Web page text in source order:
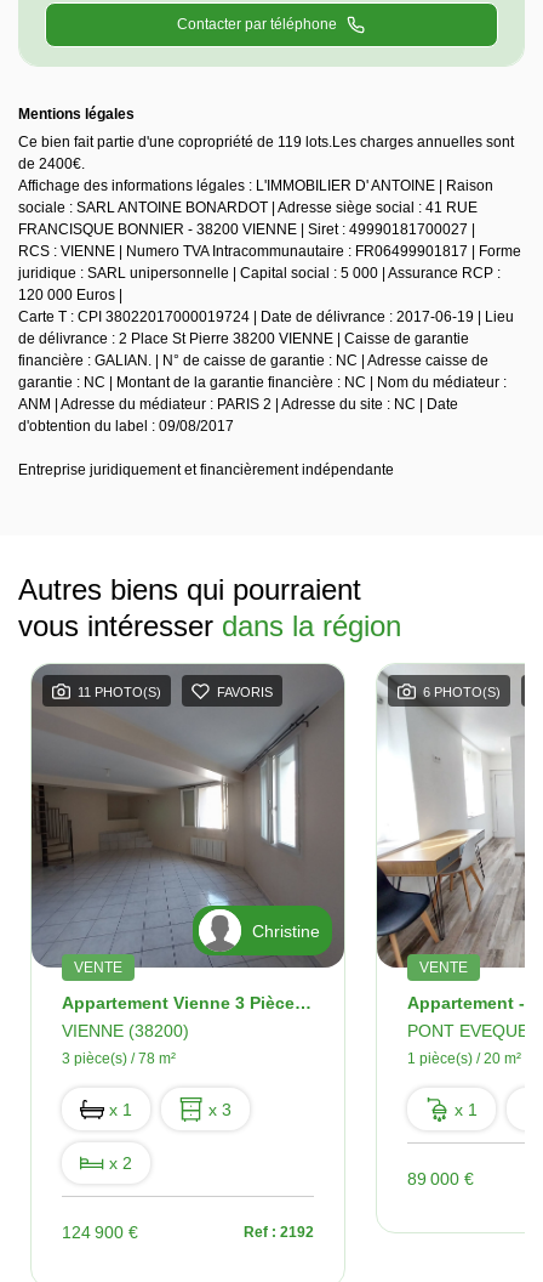
Contacter par téléphone
Mentions légales
Ce bien fait partie d'une copropriété de 119 lots.Les charges annuelles sont
de 2400€.
Affichage des informations légales : L'IMMOBILIER D' ANTOINE | Raison
sociale : SARL ANTOINE BONARDOT | Adresse siège social : 41 RUE
FRANCISQUE BONNIER - 38200 VIENNE | Siret : 49990181700027 |
RCS : VIENNE | Numero TVA Intracommunautaire : FR06499901817 | Forme
juridique : SARL unipersonnelle | Capital social : 5 000 | Assurance RCP :
120 000 Euros |
Carte T : CPI 38022017000019724 | Date de délivrance : 2017-06-19 | Lieu
de délivrance : 2 Place St Pierre 38200 VIENNE | Caisse de garantie
financière : GALIAN. | N° de caisse de garantie : NC | Adresse caisse de
garantie : NC | Montant de la garantie financière : NC | Nom du médiateur :
ANM | Adresse du médiateur : PARIS 2 | Adresse du site : NC | Date
d'obtention du label : 09/08/2017
Entreprise juridiquement et financièrement indépendante
Autres biens qui pourraient
vous intéresser dans la région
11 PHOTO(S) FAVORIS
Christine
VENTE
Appartement Vienne 3 Pièces 78 M2
VIENNE (38200)
3 pièce(s) / 78 m²
x 1 x 3
x 2
124 900 € Ref : 2192
6 PHOTO(S)
VENTE
PONT EVEQUE
1 pièce(s) / 20 m²
x 1
89 000 €